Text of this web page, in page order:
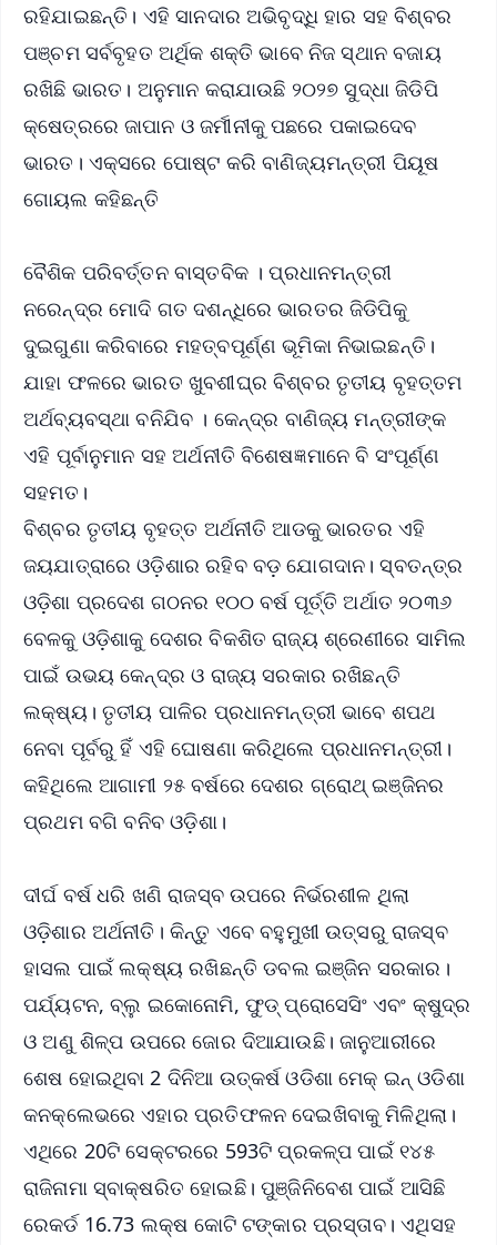
ରହିଯାଇଛନ୍ତି। ଏହି ସାନଦାର ଅଭିବୃଦ୍ଧି ହାର ସହ ବିଶ୍ବର
ପଞ୍ଚମ ସର୍ବବୃହତ ଅର୍ଥିକ ଶକ୍ତି ଭାବେ ନିଜ ସ୍ଥାନ ବଜାୟ
ରଖିଛି ଭାରତ। ଅନୁମାନ କରାଯାଉଛି ୨୦୨୭ ସୁଦ୍ଧା ଜିଡିପି
କ୍ଷେତ୍ରରେ ଜାପାନ ଓ ଜର୍ମୀନୀକୁ ପଛରେ ପକାଇଦେବ
ଭାରତ। ଏକ୍ସରେ ପୋଷ୍ଟ କରି ବାଣିଜ୍ୟମନ୍ତ୍ରୀ ପିୟୂଷ
ଗୋୟଲ କହିଛନ୍ତି
ବୈଶିକ ପରିବର୍ତ୍ତନ ବାସ୍ତବିକ । ପ୍ରଧାନମନ୍ତ୍ରୀ
ନରେନ୍ଦ୍ର ମୋଦି ଗତ ଦଶନ୍ଧିରେ ଭାରତର ଜିଡିପିକୁ
ଦୁଇଗୁଣା କରିବାରେ ମହତ୍ବପୂର୍ଣ୍ଣ ଭୂମିକା ନିଭାଇଛନ୍ତି।
ଯାହା ଫଳରେ ଭାରତ ଖୁବଶୀଘ୍ର ବିଶ୍ବର ତୃତୀୟ ବୃହତ୍ତମ
ଅର୍ଥବ୍ୟବସ୍ଥା ବନିଯିବ । କେନ୍ଦ୍ର ବାଣିଜ୍ୟ ମନ୍ତ୍ରୀଙ୍କ
ଏହି ପୂର୍ବାନୁମାନ ସହ ଅର୍ଥନୀତି ବିଶେଷଜ୍ଞମାନେ ବି ସଂପୂର୍ଣ୍ଣ
ସହମତ।
ବିଶ୍ବର ତୃତୀୟ ବୃହତ୍ତ ଅର୍ଥନୀତି ଆଡକୁ ଭାରତର ଏହି
ଜୟଯାତ୍ରାରେ ଓଡ଼ିଶାର ରହିବ ବଡ଼ ଯୋଗଦାନ। ସ୍ବତନ୍ତ୍ର
ଓଡ଼ିଶା ପ୍ରଦେଶ ଗଠନର ୧୦୦ ବର୍ଷ ପୂର୍ତ୍ତି ଅର୍ଥାତ ୨୦୩୬
ବେଳକୁ ଓଡ଼ିଶାକୁ ଦେଶର ବିକଶିତ ରାଜ୍ୟ ଶ୍ରେଣୀରେ ସାମିଲ
ପାଇଁ ଉଭୟ କେନ୍ଦ୍ର ଓ ରାଜ୍ୟ ସରକାର ରଖିଛନ୍ତି
ଲକ୍ଷ୍ୟ। ତୃତୀୟ ପାଳିର ପ୍ରଧାନମନ୍ତ୍ରୀ ଭାବେ ଶପଥ
ନେବା ପୂର୍ବରୁ ହିଁ ଏହି ଘୋଷଣା କରିଥିଲେ ପ୍ରଧାନମନ୍ତ୍ରୀ।
କହିଥିଲେ ଆଗାମୀ ୨୫ ବର୍ଷରେ ଦେଶର ଗ୍ରୋଥ୍ ଇଞ୍ଜିନର
ପ୍ରଥମ ବଗି ବନିବ ଓଡ଼ିଶା।
ଦୀର୍ଘ ବର୍ଷ ଧରି ଖଣି ରାଜସ୍ବ ଉପରେ ନିର୍ଭରଶୀଳ ଥିଲା
ଓଡ଼ିଶାର ଅର୍ଥନୀତି। କିନ୍ତୁ ଏବେ ବହୁମୁଖୀ ଉତ୍ସରୁ ରାଜସ୍ବ
ହାସଲ ପାଇଁ ଲକ୍ଷ୍ୟ ରଖିଛନ୍ତି ଡବଲ ଇଞ୍ଜିନ ସରକାର।
ପର୍ଯ୍ୟଟନ, ବ୍ଲୁ ଇକୋନୋମି, ଫୁଡ୍ ପ୍ରୋସେସିଂ ଏବଂ କ୍ଷୁଦ୍ର
ଓ ଅଣୁ ଶିଳ୍ପ ଉପରେ ଜୋର ଦିଆଯାଉଛି। ଜାନୁଆରୀରେ
ଶେଷ ହୋଇଥିବା 2 ଦିନିଆ ଉତ୍କର୍ଷ ଓଡିଶା ମେକ୍ ଇନ୍ ଓଡିଶା
କନକ୍ଲେଭରେ ଏହାର ପ୍ରତିଫଳନ ଦେଇଖିବାକୁ ମିଳିଥିଲା।
ଏଥିରେ 20ଟି ସେକ୍ଟରରେ 593ଟି ପ୍ରକଳ୍ପ ପାଇଁ ୧୪୫
ରାଜିନାମା ସ୍ବାକ୍ଷରିତ ହୋଇଛି। ପୁଞ୍ଜିନିବେଶ ପାଇଁ ଆସିଛି
ରେକର୍ଡ 16.73 ଲକ୍ଷ କୋଟି ଟଙ୍କାର ପ୍ରସ୍ତାବ। ଏଥିସହ